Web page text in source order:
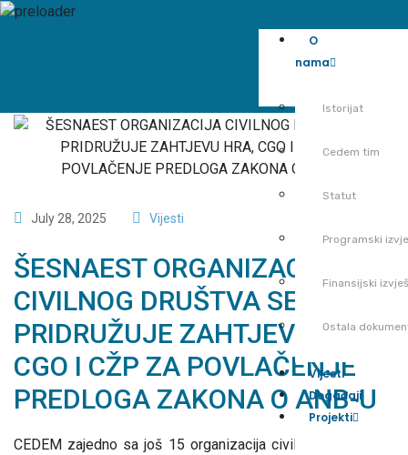
O
nama
Istorijat
Cedem tim
Statut
Programski
Finansijski
Ostala
Vijesti
Događaji
Projekti
July 28, 2025 Vijesti
ŠESNAEST ORGANIZACIJA
CIVILNOG DRUŠTVA SE
PRIDRUŽUJE ZAHTJEVU HRA,
CGO I CŽP ZA POVLAČENJE
PREDLOGA ZAKONA O ANB-U
CEDEM zajedno sa još 15 organizacija civilnog društva se